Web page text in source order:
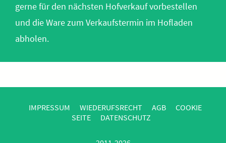
gerne für den nächsten Hofverkauf vorbestellen
und die Ware zum Verkaufstermin im Hofladen
abholen.
IMPRESSUM WIEDERUFSRECHT AGB
COOKIE
SEITE
DATENSCHUTZ